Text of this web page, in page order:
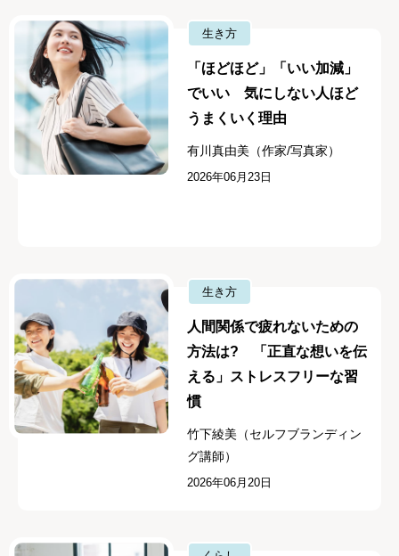
生き方
「ほどほど」「いい加減」
でいい 気にしない人ほど
うまくいく理由
有川真由美（作家/写真家）
2026年06月23日
生き方
人間関係で疲れないための
方法は? 「正直な想いを伝
える」ストレスフリーな習
慣
竹下綾美（セルフブランディン
グ講師）
2026年06月20日